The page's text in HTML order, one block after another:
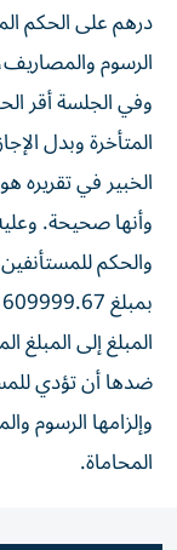
درهم على الحكم
الرسوم
وفي الجلسة أقر
المتأخرة وبدل
الخبير في تقريره
وأنها صحيحة.
والحكم
المبلغ إلى المبلغ
المحاماة.